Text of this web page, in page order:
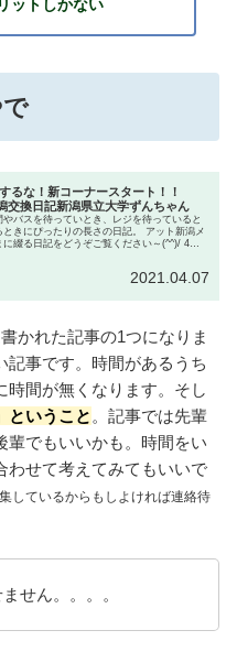
ットしかない
るな！新コーナースタート！！
交換日記新潟県立大学ずんちゃん
バスを待っていとき、レジを待っていると
ときにぴったりの長さの日記。 アット新潟メ
に綴る日記をどうぞご覧ください～(^^)/ 4月
2021.04.07
かれた記事の1つになりま
記事です。時間があるうち
時間が無くなります。そし
ということ 。記事では先輩
輩でもいいかも。時間をい
わせて考えてみてもいいで
しているからもしよければ連絡待
せん。。。。